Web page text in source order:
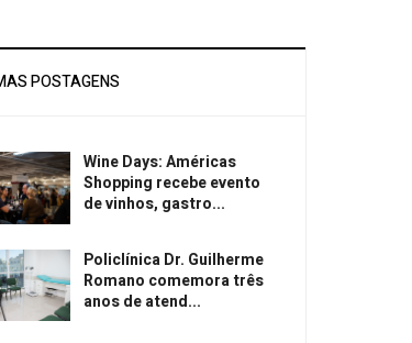
POSTAGENS
Wine Days: Américas
Shopping recebe evento
de vinhos, gastro...
Policlínica Dr. Guilherme
Romano comemora três
anos de atend...